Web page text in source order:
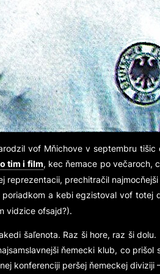
vof Mňichove v septembru
tim i film, kec ňemace po večaroch,
reprezentacii, prechitračil
poriadkom a kebi egzistoval vof
vidzice ofsajd?).
šaľenota. Raz ši hore, raz ši
ňemecki klub, co
konferenciji peršej ňemeckej diviziji